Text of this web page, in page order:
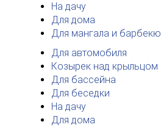
На дачу
Для дома
Для мангала и барбекю
Для автомобиля
Козырек над крыльцом
Для бассейна
Для беседки
На дачу
Для дома